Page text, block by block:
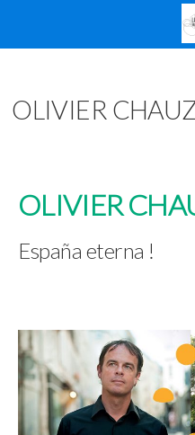
OLIVIER
OLIVIER
España eterna !